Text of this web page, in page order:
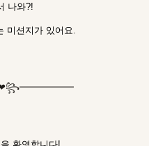
나와?!
션지가 있어요.